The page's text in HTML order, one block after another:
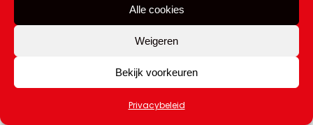
Alle cookies
Weigeren
Bekijk voorkeuren
Privacybeleid